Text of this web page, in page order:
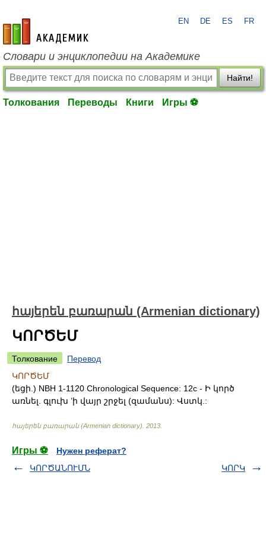
academic.ru
EN DE ES FR
Словари и энциклопедии на Академике
Найти!
Толкования Переводы Книги Игры ⚽
հայերեն բառարան (Armenian dictionary)
ԿՈՐԾԵՄ
Толкование
Перевод
ԿՈՐԾԵՄ
(եցի.) NBH 1-1120 Chronological Sequence: 12c - Ի կործ
առնել. գլուխ ʼի վայր շրջել (զամանս): Վստկ.:
հայերեն բառարան (Armenian dictionary) 2013
Игры ⚽
Нужен реферат?
ԿՈՐԾԱՆՈՒՄՆ
ԿՈՐԿ